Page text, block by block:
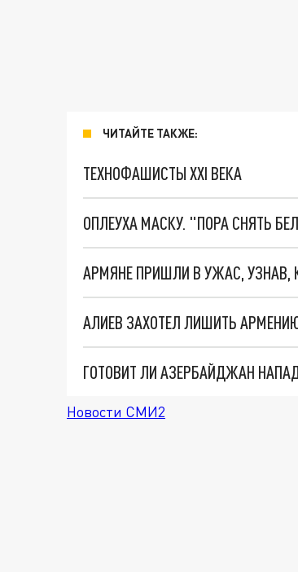
ЧИТАЙТЕ ТАКЖЕ:
ТЕХНОФАШИСТЫ XXI ВЕКА
ОПЛЕУХА МАСКУ. "ПОРА СНЯТЬ
Новости СМИ2